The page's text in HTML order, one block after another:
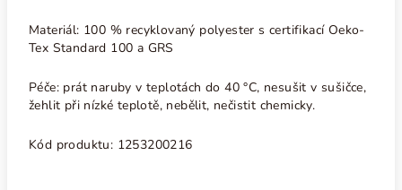
Materiál: 100 % recyklovaný polyester s certifikací Oeko-
Tex Standard 100 a GRS
Péče: prát naruby v teplotách do40 °C, nesušit v sušičce,
žehlit při nízké teplotě, nebělit, nečistit chemicky.
Kód produktu: 1253200216